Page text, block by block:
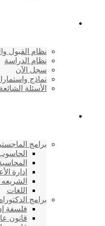
نظام القبول
نظام الدراسة
سجل الآن
نماذج
الأسئلة الشائعة
برامج
إدارة
اللغات
برامج الدكتوراه
فلسفة
قانون